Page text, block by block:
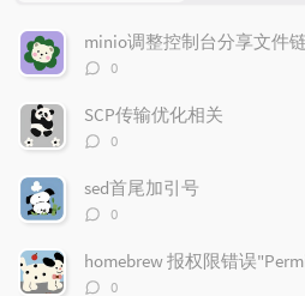
文
章
评
minio调整控制台分享文件
评
数：
0
SCP传输优化相关
评
数：
0
sed首尾加引号
评
数：
0
homebrew 报权限错误
评
0